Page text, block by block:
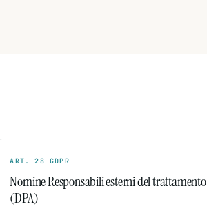
ART. 28 GDPR
Nomine Responsabili esterni del trattamento
(DPA)